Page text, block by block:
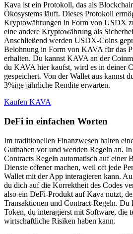
Kava ist ein Protokoll, das als
Ökosystems läuft. Dieses Protokoll
Kryptowährungen in Form von USDX
eine andere Kryptowährung als
Anschließend werden USDX-Coins
Belohnung in Form von KAVA für das
erhalten. Du kannst KAVA an der
du KAVA hier kaufst, wird es in deiner
gespeichert. Von der Wallet aus kannst
3%ige jährliche Rendite erwarten.
Kaufen KAVA
DeFi in einfachen Worten
Im traditionellen Finanzwesen halten
Guthaben vor und wenden Regeln an.
Contracts Regeln automatisch auf einer
Dienste offener machen, weil oft jede
Wallet mit der App interagieren kann.
du dich auf die Korrektheit des Codes
also ein DeFi-Produkt auf Kava nutzt,
Transaktionen und Contract-Regeln. Du
Token, du interagierst mit Software, die
wirtschaftliche Risiken haben kann.